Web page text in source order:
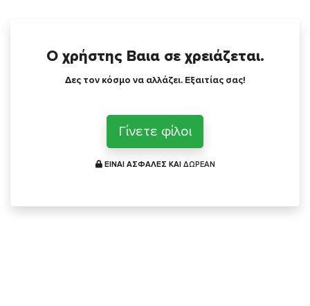
Ο χρήστης Βαια σε χρειάζεται.
Δες τον κόσμο να αλλάζει. Εξαιτίας σας!
Γίνετε φίλοι
ΕΙΝΑΙ ΑΣΦΑΛΕΣ ΚΑΙ ΔΩΡΕΑΝ